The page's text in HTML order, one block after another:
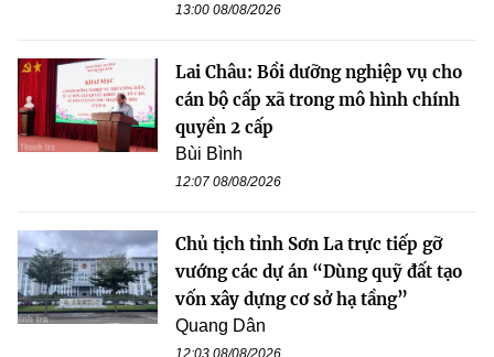
13:00 08/08/2026
Lai Châu: Bồi dưỡng nghiệp vụ cho
cán bộ cấp xã trong mô hình chính
quyền 2 cấp
Bùi Bình
12:07 08/08/2026
Chủ tịch tỉnh Sơn La trực tiếp gỡ
vướng các dự án “Dùng quỹ đất tạo
vốn xây dựng cơ sở hạ tầng”
Quang Dân
12:03 08/08/2026